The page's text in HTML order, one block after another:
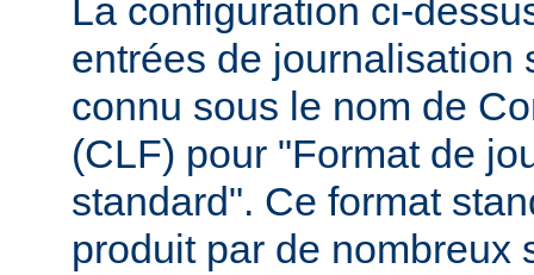
La configuration ci-
entrées de journalisation
connu sous le nom de
(CLF) pour "Format de
standard". Ce format
produit par de nombreux